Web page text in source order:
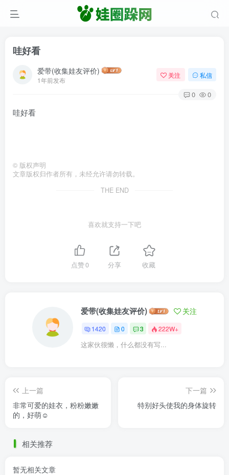
哇好看
爱带(收集娃友评价)
1年前发布
关注 私信
0 0
哇好看
© 版权声明
文章版权归作者所有，未经允许请勿转载。
THE END
喜欢就支持一下吧
点赞0 分享 收藏
爱带(收集娃友评价) 关注
1420 0 3 222W+
这家伙很懒，什么都没有写...
上一篇
非常可爱的娃衣，粉粉嫩嫩
的，好萌☺️
下一篇
特别好头使我的身体旋转
相关推荐
暂无相关文章